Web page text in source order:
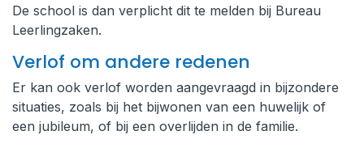
De school is dan verplicht dit te melden bij Bureau
Leerlingzaken.
Verlof om andere redenen
Er kan ook verlof worden aangevraagd in bijzondere
situaties, zoals bij het bijwonen van een huwelijk of
een jubileum, of bij een overlijden in de familie.